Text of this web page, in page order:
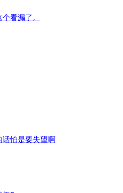
看漏了。
怕是要失望啊